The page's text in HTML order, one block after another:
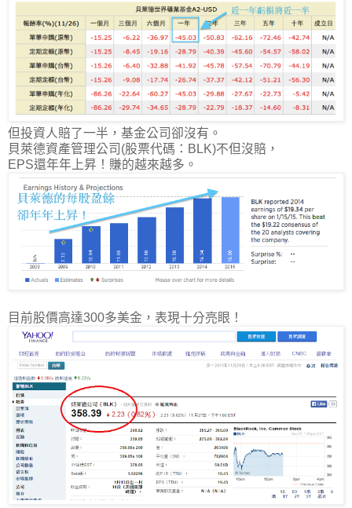
但投資人賠了一半，基金公司卻沒有。
貝萊德資產管理公司(股票代碼：BLK)不但沒賠，
EPS還年年上昇！賺的越來越多。
目前股價高達300多美金，表現十分亮眼！